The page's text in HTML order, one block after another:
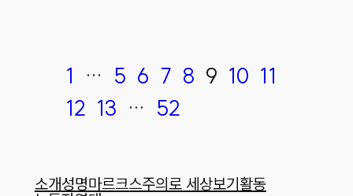
1 … 5 6 7 8 9 10 11
12 13 … 52
소개성명마르크스주의로 세상보기활동